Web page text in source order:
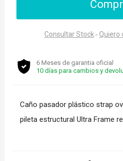
Consultar Stock- Quiero
6 Meses de garantia oficial
10 días para cambios y
Caño pasador plástico strap
pileta estructural Ultra Frame